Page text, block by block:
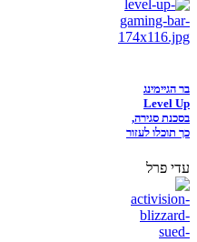
בר הגיימינג
Level Up
בסכנת סגירה,
כך תוכלו לעזור
עדי פרל